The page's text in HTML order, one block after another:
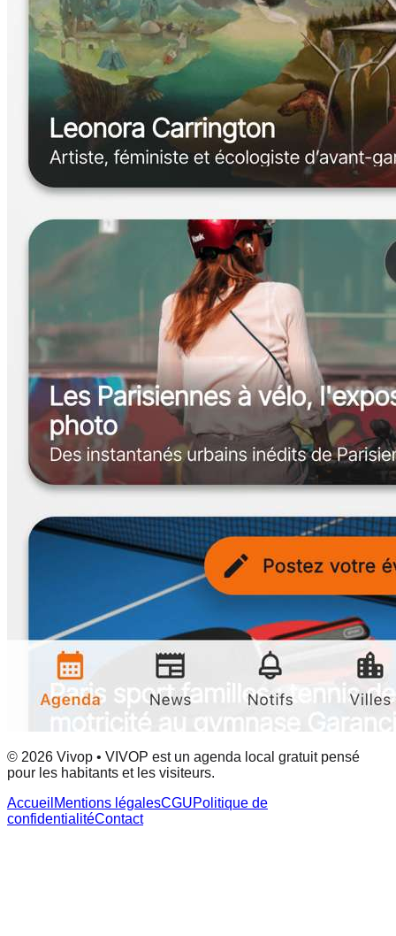
© 2026 Vivop • VIVOP est un agenda local gratuit pensé
pour les habitants et les visiteurs.
Accueil Mentions légalesCGUPolitique de
confidentialitéContact